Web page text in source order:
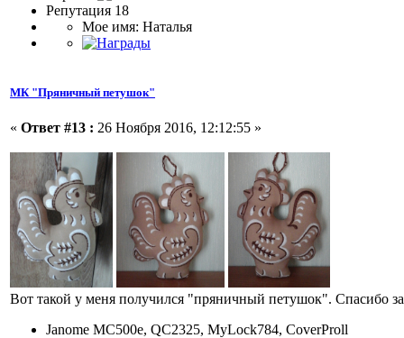
Репутация 18
Мое имя: Наталья
МК "Пряничный петушок"
« Ответ #13 : 26 Ноября 2016, 12:12:55 »
Вот такой у меня получился "пряничный петушок". Спасибо
Janome MC500e, QC2325, MyLock784, CoverProll